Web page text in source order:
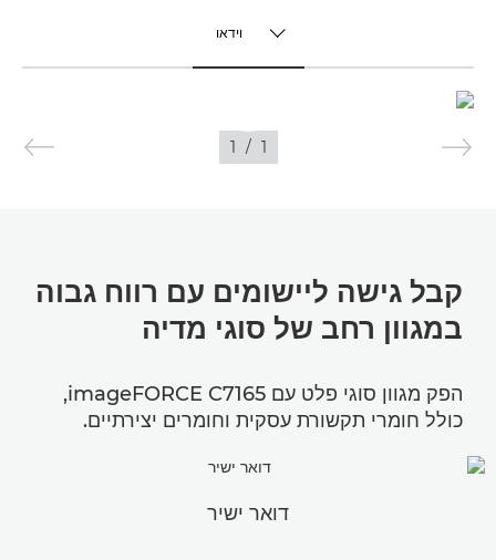
וידאו
1
/
1
קבל גישה ליישומים עם רווח גבוה
במגוון רחב של סוגי מדיה
הפק מגוון סוגי פלט עם imageFORCE C7165,
כולל חומרי תקשורת עסקית וחומרים יצירתיים.
דואר ישיר